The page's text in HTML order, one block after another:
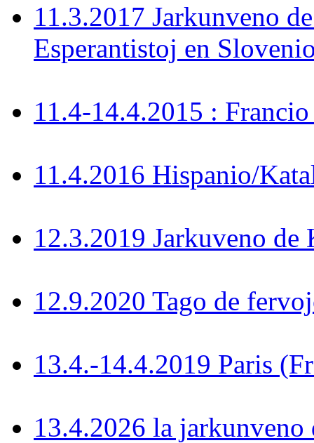
11.3.2017 Jarkunveno
Esperantistoj en
11.4-14.4.2015 :
11.4.2016 Hispanio/
12.3.2019 Jarkuveno de
12.9.2020 Tago de
13.4.-14.4.2019 Paris
13.4.2026 la jarkunveno